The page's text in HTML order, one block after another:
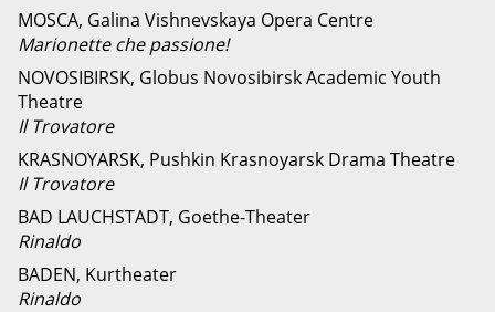
MOSCA, Galina Vishnevskaya Opera Centre
Marionette che passione!
NOVOSIBIRSK, Globus Novosibirsk Academic Youth
Theatre
Il Trovatore
KRASNOYARSK, Pushkin Krasnoyarsk Drama Theatre
Il Trovatore
BAD LAUCHSTADT, Goethe-Theater
Rinaldo
BADEN, Kurtheater
Rinaldo